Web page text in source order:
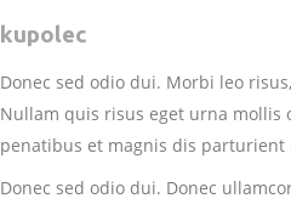
kupolec
Donec sed odio dui. Morbi leo
Nullam quis risus eget urna mollis
penatibus et magnis dis
Donec sed odio dui. Donec